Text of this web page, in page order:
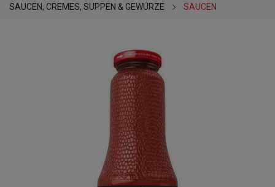
SAUCEN, CREMES, SUPPEN & GEWÜRZE
SAUCEN